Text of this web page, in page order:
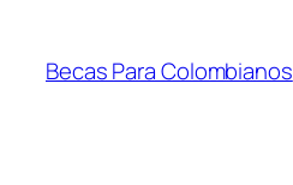
contenido
Becas Para Colombianos